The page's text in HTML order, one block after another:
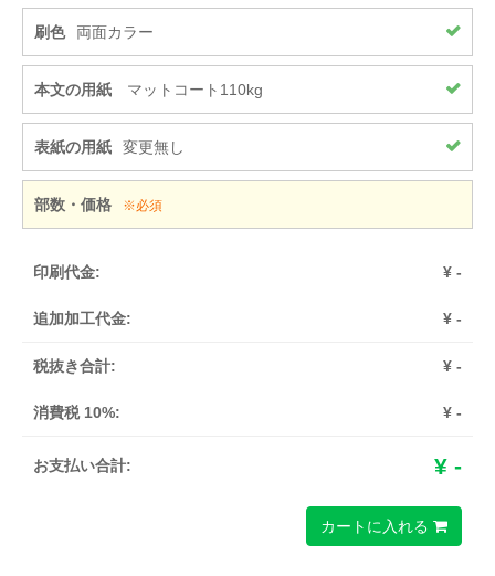
刷色 両面カラー
本文の用紙 マットコート110kg
表紙の用紙 変更無し
部数・価格 ※必須
印刷代金: ¥ -
追加加工代金: ¥ -
税抜き合計: ¥ -
消費税 10%: ¥ -
お支払い合計: ¥ -
カートに入れる